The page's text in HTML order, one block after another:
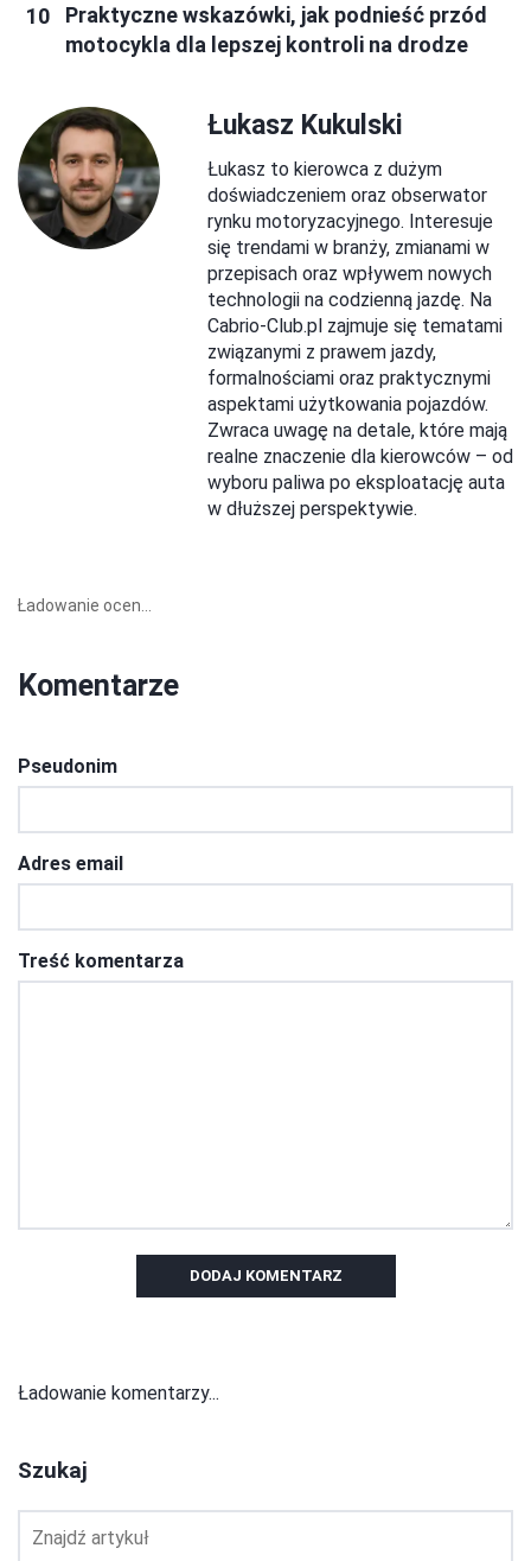
Praktyczne wskazówki, jak podnieść przód
motocykla dla lepszej kontroli na drodze
Łukasz Kukulski
Łukasz to kierowca z dużym
doświadczeniem oraz obserwator
rynku motoryzacyjnego. Interesuje
się trendami w branży, zmianami w
przepisach oraz wpływem nowych
technologii na codzienną jazdę. Na
Cabrio-Club.pl zajmuje się tematami
związanymi z prawem jazdy,
formalnościami oraz praktycznymi
aspektami użytkowania pojazdów.
Zwraca uwagę na detale, które mają
realne znaczenie dla kierowców – od
wyboru paliwa po eksploatację auta
w dłuższej perspektywie.
Ładowanie ocen...
Komentarze
Pseudonim
Adres email
Treść komentarza
DODAJ KOMENTARZ
Ładowanie komentarzy...
Szukaj